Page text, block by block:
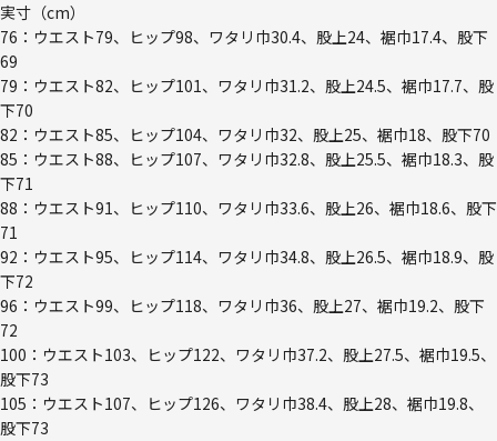
実寸（cm）
76：ウエスト79、ヒップ98、ワタリ巾30.4、股上24、裾巾17.4、股下
69
79：ウエスト82、ヒップ101、ワタリ巾31.2、股上24.5、裾巾17.7、股
下70
82：ウエスト85、ヒップ104、ワタリ巾32、股上25、裾巾18、股下70
85：ウエスト88、ヒップ107、ワタリ巾32.8、股上25.5、裾巾18.3、股
下71
88：ウエスト91、ヒップ110、ワタリ巾33.6、股上26、裾巾18.6、股下
71
92：ウエスト95、ヒップ114、ワタリ巾34.8、股上26.5、裾巾18.9、股
下72
96：ウエスト99、ヒップ118、ワタリ巾36、股上27、裾巾19.2、股下
72
100：ウエスト103、ヒップ122、ワタリ巾37.2、股上27.5、裾巾19.5、
股下73
105：ウエスト107、ヒップ126、ワタリ巾38.4、股上28、裾巾19.8、
股下73